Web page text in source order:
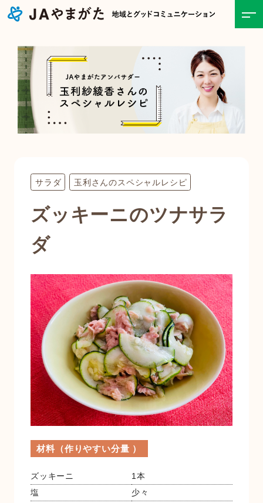
JAについて
事業紹介
直売所
お知らせ一覧
金融店舗・ATM一覧
広報紙一覧
採用情報
お問い合わせ
サラダ 玉利さんのスペシャルレシピ
ズッキーニのツナサラ
ダ
材料（作りやすい分量 ）
ズッキーニ
1本
塩
少々